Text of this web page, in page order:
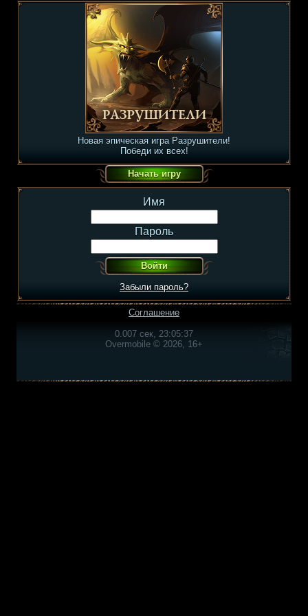
Новая эпическая игра Разрушители!
Победи их всех!
Имя
Пароль
Забыли пароль?
Соглашение
0.007 сек, 23:05:37
Overmobile © 2026, 16+